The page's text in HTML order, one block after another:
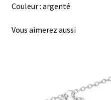
Couleur : argenté
Vous aimerez aussi